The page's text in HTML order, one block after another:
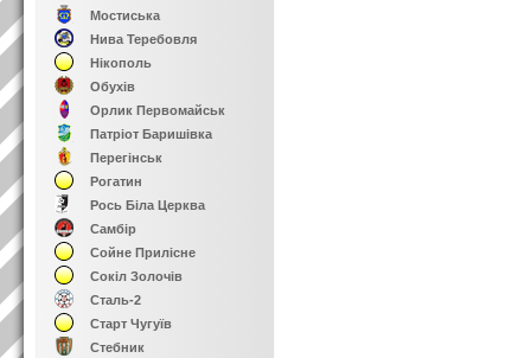
Мостиська
Нива Теребовля
Нікополь
Обухів
Орлик Первомайськ
Патріот Баришівка
Перегінськ
Рогатин
Рось Біла Церква
Самбір
Сойне Прилісне
Сокіл Золочів
Сталь-2
Старт Чугуїв
Стебник